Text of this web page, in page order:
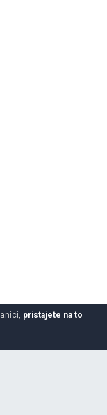
pristajete na to